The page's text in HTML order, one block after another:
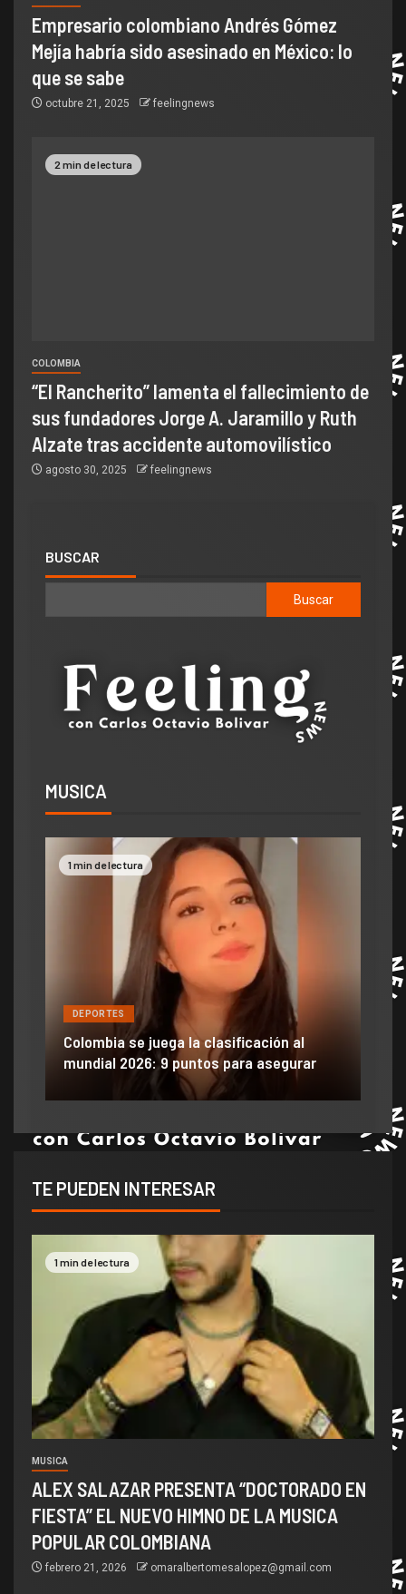
Empresario colombiano Andrés Gómez
Mejía habría sido asesinado en México: lo
que se sabe
octubre 21, 2025 feelingnews
2 min de lectura
COLOMBIA
“El Rancherito” lamenta el fallecimiento de
sus fundadores Jorge A. Jaramillo y Ruth
Alzate tras accidente automovilístico
agosto 30, 2025 feelingnews
BUSCAR
Buscar
MUSICA
1 min de lectura
DEPORTES
Colombia se juega la clasificación al
mundial 2026: 9 puntos para asegurar
TE PUEDEN INTERESAR
1 min de lectura
MUSICA
ALEX SALAZAR PRESENTA “DOCTORADO EN
FIESTA” EL NUEVO HIMNO DE LA MUSICA
POPULAR COLOMBIANA
febrero 21, 2026 omaralbertomesalopez@gmail.com